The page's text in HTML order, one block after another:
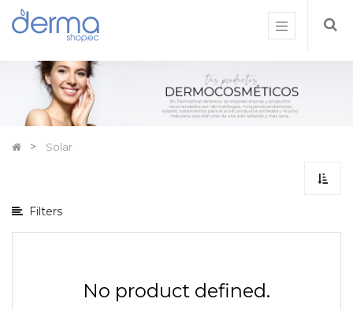
Solar
Filters
Mostrar
opciones
Mostrar
categorías
No product defined.